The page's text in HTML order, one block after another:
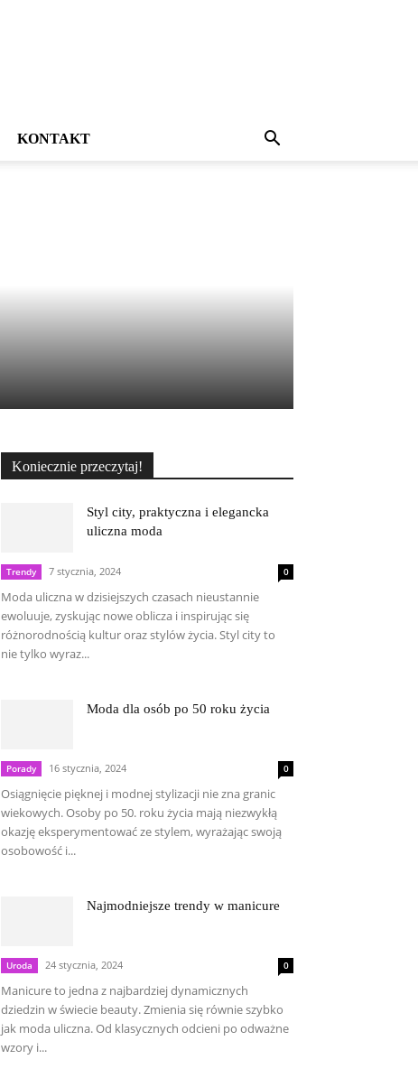
KONTAKT
Koniecznie przeczytaj!
Styl city, praktyczna i elegancka
uliczna moda
Trendy 7 stycznia, 2024 0
Moda uliczna w dzisiejszych czasach nieustannie
ewoluuje, zyskując nowe oblicza i inspirując się
różnorodnością kultur oraz stylów życia. Styl city to
nie tylko wyraz...
Moda dla osób po 50 roku życia
Porady 16 stycznia, 2024 0
Osiągnięcie pięknej i modnej stylizacji nie zna granic
wiekowych. Osoby po 50. roku życia mają niezwykłą
okazję eksperymentować ze stylem, wyrażając swoją
osobowość i...
Najmodniejsze trendy w manicure
Uroda 24 stycznia, 2024 0
Manicure to jedna z najbardziej dynamicznych
dziedzin w świecie beauty. Zmienia się równie szybko
jak moda uliczna. Od klasycznych odcieni po odważne
wzory i...